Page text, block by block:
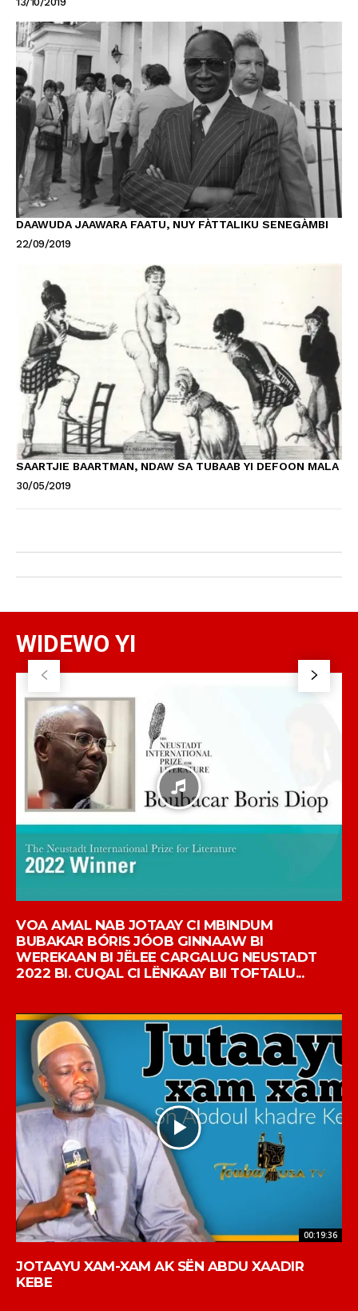
DAAWUDA JAAWARA FAATU, NUY FÀTTALIKU SENEGÀMBI
22/09/2019
SAARTJIE BAARTMAN, NDAW SA TUBAAB YI DEFOON MALA
30/05/2019
WIDEWO YI
VOA AMAL NAB JOTAAY CI MBINDUM
BUBAKAR BÓRIS JÓOB GINNAAW BI
WEREKAAN BI JËLEE CARGALUG NEUSTADT
2022 BI. CUQAL CI LËNKAAY BII TOFTALU...
00:19:36
JOTAAYU XAM-XAM AK SËN ABDU XAADIR
KEBE